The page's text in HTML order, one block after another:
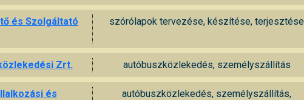
és Szolgáltató
szórólapok tervezése, készítése, terjesztése
Zrt. autóbuszközlekedés, személyszállítás
és
autóbuszközlekedés, személyszállítás,